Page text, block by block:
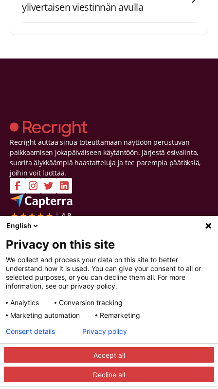
ylivertaisen viestinnän avulla
Recright auttaa sinua toteuttamaan näyttöön perustuvan
palkkaamisen jokapäiväiseen käytäntöön. Järjestä esivalinta,
suorita älykkäämpiä haastatteluja ja tee parempia päätöksiä,
joihin voit luottaa.
Yritys
Ota yhteyttä
Tietoa meistä
Työpaikat
Sertifioinnit ja raportit
Yksityisyys ja turvallisuus
Katso esittely
Screen
Interview
Decide
Improve
Resurssit
Resurssit
Artikkelit
Webinaarit
Integraatiokumppanit
© 2025 Recright. Kaikki oikeudet pidätetään.
Tietosuoja-asetuksetTietosuojaseloste
English
Privacy on this site
We collect and process your data on this site to better
understand how it is used. You can give your consent to all or
selected purposes, or you can decline them all. For more
information, see our privacy policy.
Analytics
Conversion tracking
Marketing automation
Remarketing
Accept all
Decline all
Consent details Privacy policy